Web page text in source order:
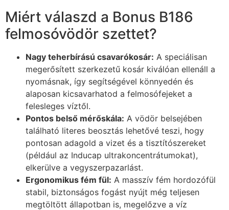
Miért válaszd a Bonus B186
felmosóvödör szettet?
Nagy teherbírású csavarókosár: A speciálisan
megerősített szerkezetű kosár kiválóan ellenáll a
nyomásnak, így segítségével könnyedén és
alaposan kicsavarhatod a felmosófejeket a
felesleges víztől.
Pontos belső mérőskála: A vödör belsejében
található literes beosztás lehetővé teszi, hogy
pontosan adagold a vizet és a tisztítószereket
(például az Inducap ultrakoncentrátumokat),
elkerülve a vegyszerpazarlást.
Ergonomikus fém fül: A masszív fém hordozófül
stabil, biztonságos fogást nyújt még teljesen
megtöltött állapotban is, megelőzve a víz